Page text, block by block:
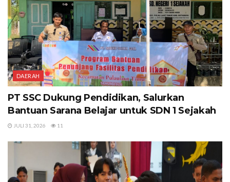
DAERAH
PT SSC Dukung Pendidikan, Salurkan
Bantuan Sarana Belajar untuk SDN 1 Sejakah
JULI 31, 2026 11